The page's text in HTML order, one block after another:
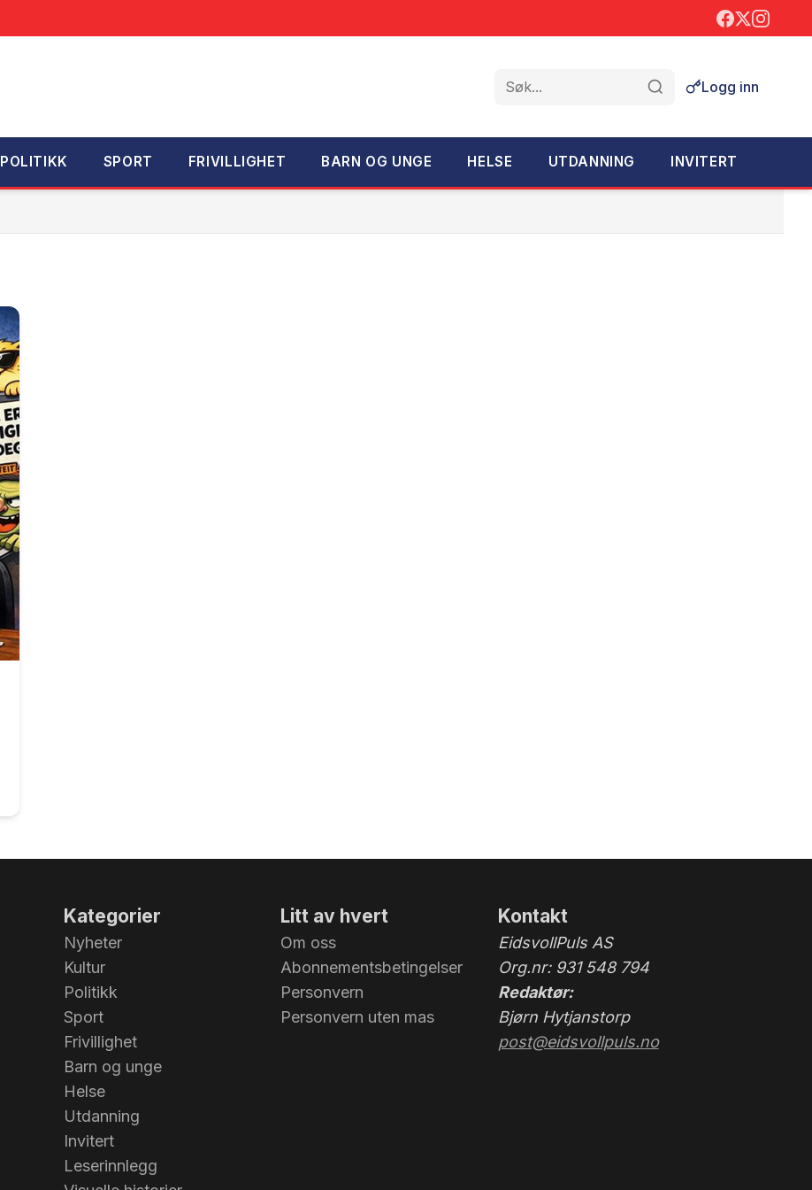
Søk
Logg inn
POLITIKK SPORT FRIVILLIGHET BARN OG UNGE HELSE UTDANNING INVITERT
Kategorier
Nyheter
Kultur
Politikk
Sport
Frivillighet
Barn og unge
Helse
Utdanning
Invitert
Leserinnlegg
Litt av hvert
Om oss
Abonnementsbetingelser
Personvern
Personvern uten mas
Kontakt
EidsvollPuls AS
Org.nr: 931 548 794
Redaktør:
Bjørn Hytjanstorp
post@eidsvollpuls.no